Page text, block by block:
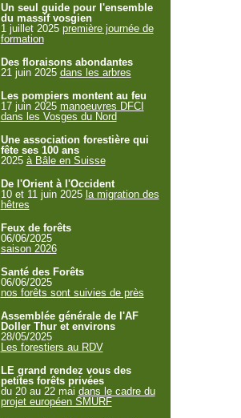
Un seul guide pour l'ensemble
du massif vosgien
1 juillet 2025 première journée de
formation
Des floraisons abondantes
21 juin 2025 dans les arbres
Les pompiers montent au feu
17 juin 2025 manoeuvres DFCI
dans les Vosges du Nord
Une association forestière qui
fête ses 100 ans
2025 à Bâle en Suisse
De l'Orient à l'Occident
10 et 11 juin 2025 la migration des
hêtres
Feux de forêts
06/06/2025
saison 2026
Santé des Forêts
06/06/2025
nos forêts sont suivies de près
Assemblée générale de l'AF
Doller Thur et environs
28/05/2025
Les forestiers au RDV
LE grand rendez vous des
petites forêts privées
du 20 au 22 mai dans le cadre du
projet européen SMURF